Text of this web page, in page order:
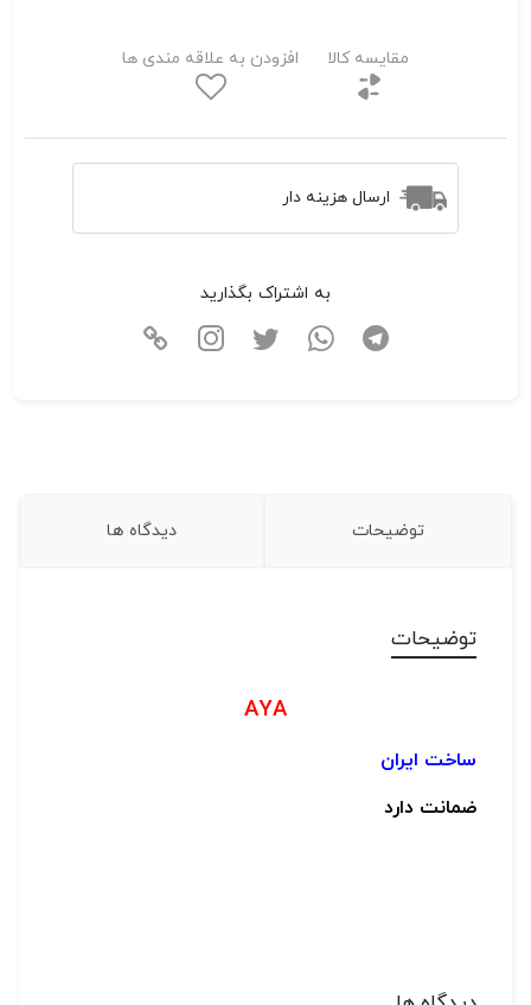
مقایسه کالا افزودن به علاقه مندی ها
ارسال هزینه دار
به اشتراک بگذارید
توضیحات دیدگاه ها
توضیحات
AYA
ساخت ایران
ضمانت دارد